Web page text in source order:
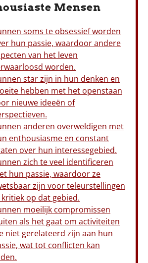
Mensen
soms te obsessief worden
hun passie, waardoor andere
van het leven
worden.
star zijn in hun denken en
hebben met het openstaan
nieuwe ideeën of
anderen overweldigen met
enthousiasme en constant
over hun interessegebied.
zich te veel identificeren
hun passie, waardoor ze
zijn voor teleurstellingen
op dat gebied.
moeilijk compromissen
als het gaat om activiteiten
niet gerelateerd zijn aan hun
wat tot conflicten kan